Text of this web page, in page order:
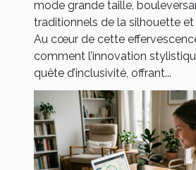
mode grande taille,
traditionnels de la silhouette et
Au cœur de cette
comment l’innovation
quête d’inclusivité, offrant...